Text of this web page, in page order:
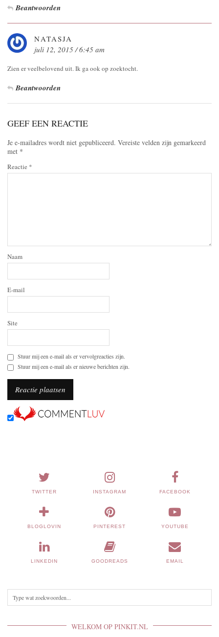
Beantwoorden
NATASJA
juli 12, 2015 / 6:45 am
Zien er veelbelovend uit. Ik ga ook op zoektocht.
Beantwoorden
GEEF EEN REACTIE
Je e-mailadres wordt niet gepubliceerd. Vereiste velden zijn gemarkeerd
met *
Reactie *
Naam
E-mail
Site
Stuur mij een e-mail als er vervolgreacties zijn.
Stuur mij een e-mail als er nieuwe berichten zijn.
TWITTER INSTAGRAM FACEBOOK
BLOGLOVIN PINTEREST YOUTUBE
LINKEDIN GOODREADS EMAIL
WELKOM OP PINKIT.NL